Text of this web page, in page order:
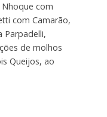
com
com Camarão,
Parpadelli,
de molhos
Queijos, ao